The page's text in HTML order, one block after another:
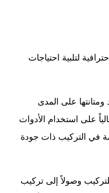
لتلبية احتياجات
ومتانتها على المدى
على استخدام الأدوات
في التركيب ذات جودة
وصولاً إلى تركيب